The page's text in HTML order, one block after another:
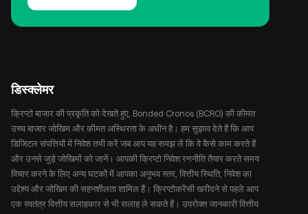
डिस्क्लेमर
क्रिप्टो बाजार की प्रकृति को देखते हुए, Bonded Cronos (BCRO) की कीमत
उच्च बाजार जोखिम और कीमत अस्थिरता के अधीन है। हम सुझाव देते हैं कि आप
डिजिटल संपत्तियों में निवेश तभी करें जब आप यह समझ लें कि वे कैसे काम करते हैं
और उनसे जुड़े जोखिमों को जानें। आपकी क्रिप्टो निवेश रणनीति तैयार करते समय
विचार करने के लिए अन्य घटकों में आपका अनुभव स्तर, वित्तीय स्थिति, निवेश का
उद्देश्य और जोखिम की सहनशीलता शामिल हैं। क्रिप्टोकरेंसी खरीदने से पहले आप
एक स्वतंत्र वित्तीय सलाहकार से भी सलाह ले सकते हैं। उपरोक्त जानकारी वित्तीय